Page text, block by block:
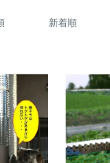
新着順